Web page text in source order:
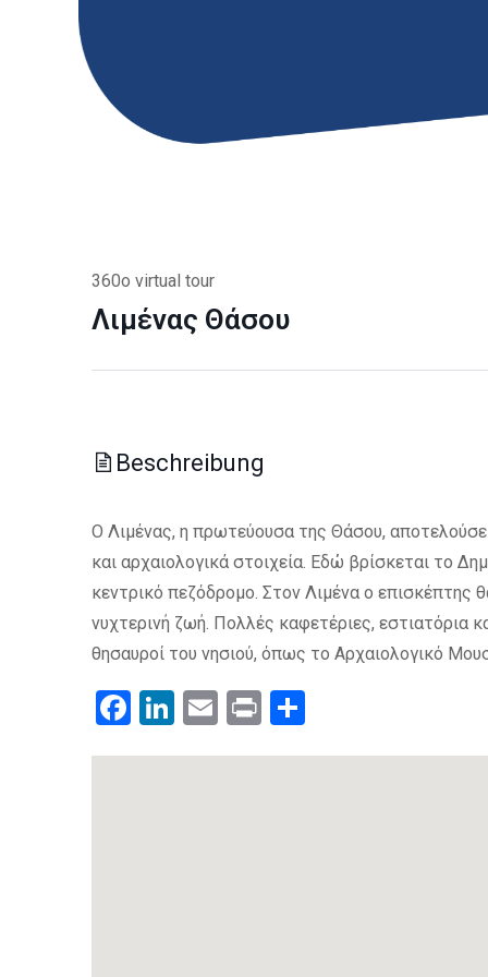
360o virtual tour
Λιμένας Θάσου
Beschreibung
Ο Λιμένας, η πρωτεύουσα της Θάσου, αποτελούσε
και αρχαιολογικά στοιχεία. Εδώ βρίσκεται το
κεντρικό πεζόδρομο. Στον Λιμένα ο επισκέπτης
νυχτερινή ζωή. Πολλές καφετέριες, εστιατόρια
θησαυροί του νησιού, όπως το Αρχαιολογικό
Facebook
LinkedIn
Email
Print